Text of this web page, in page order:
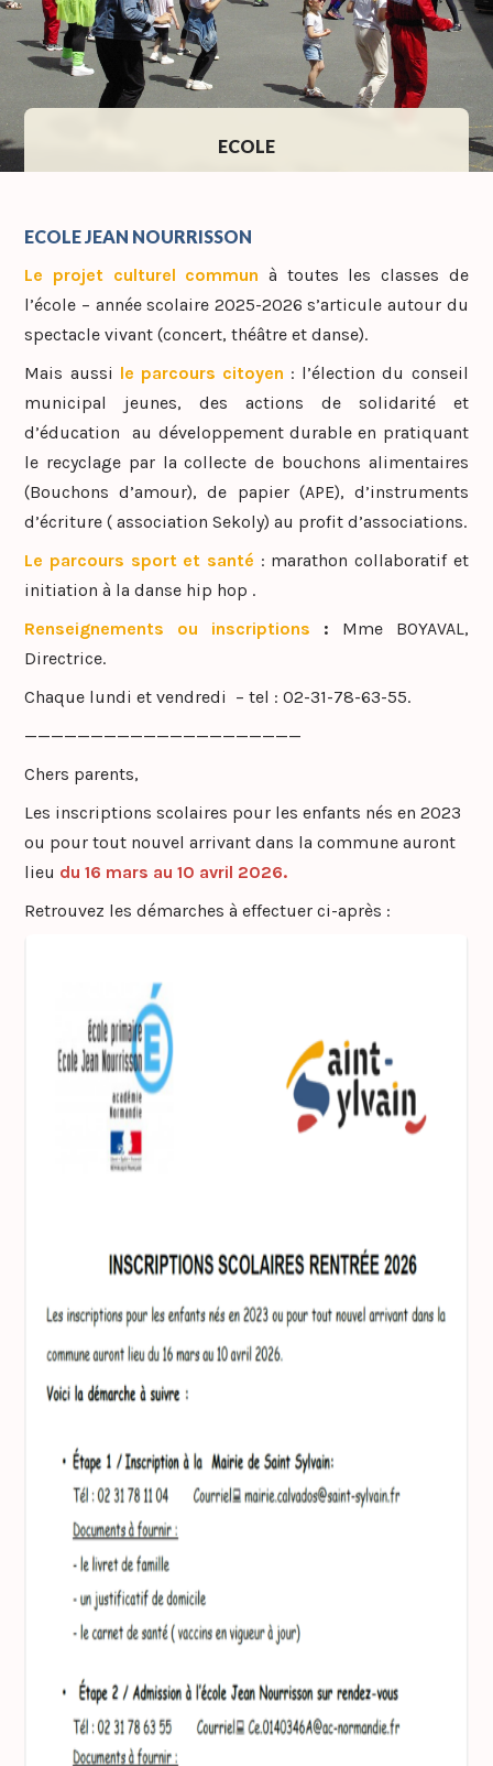
ECOLE
ECOLE JEAN NOURRISSON
Le projet culturel commun à toutes les classes de
l’école – année scolaire 2025-2026 s’articule autour du
spectacle vivant (concert, théâtre et danse).
Mais aussi le parcours citoyen : l’élection du conseil
municipal jeunes, des actions de solidarité et
d’éducation au développement durable en pratiquant
le recyclage par la collecte de bouchons alimentaires
(Bouchons d’amour), de papier (APE), d’instruments
d’écriture ( association Sekoly) au profit d’associations.
Le parcours sport et santé : marathon collaboratif et
initiation à la danse hip hop .
Renseignements ou inscriptions : Mme BOYAVAL,
Directrice.
Chaque lundi et vendredi – tel : 02-31-78-63-55.
—————————————————————
Chers parents,
Les inscriptions scolaires pour les enfants nés en 2023
ou pour tout nouvel arrivant dans la commune auront
lieu du 16 mars au 10 avril 2026.
Retrouvez les démarches à effectuer ci-après :